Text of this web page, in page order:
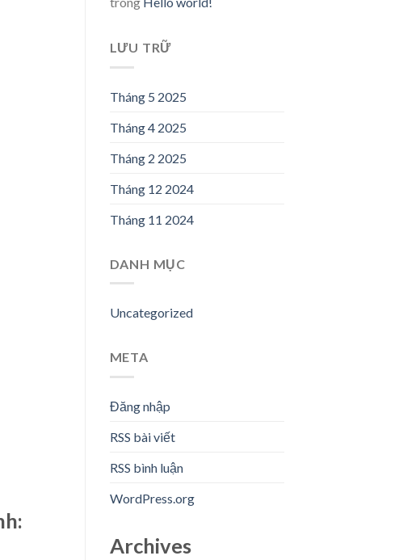
LƯU TRỮ
Tháng 5 2025
Tháng 4 2025
Tháng 2 2025
Tháng 12 2024
Tháng 11 2024
DANH MỤC
Uncategorized
META
Đăng nhập
RSS bài viết
RSS bình luận
WordPress.org
Archives